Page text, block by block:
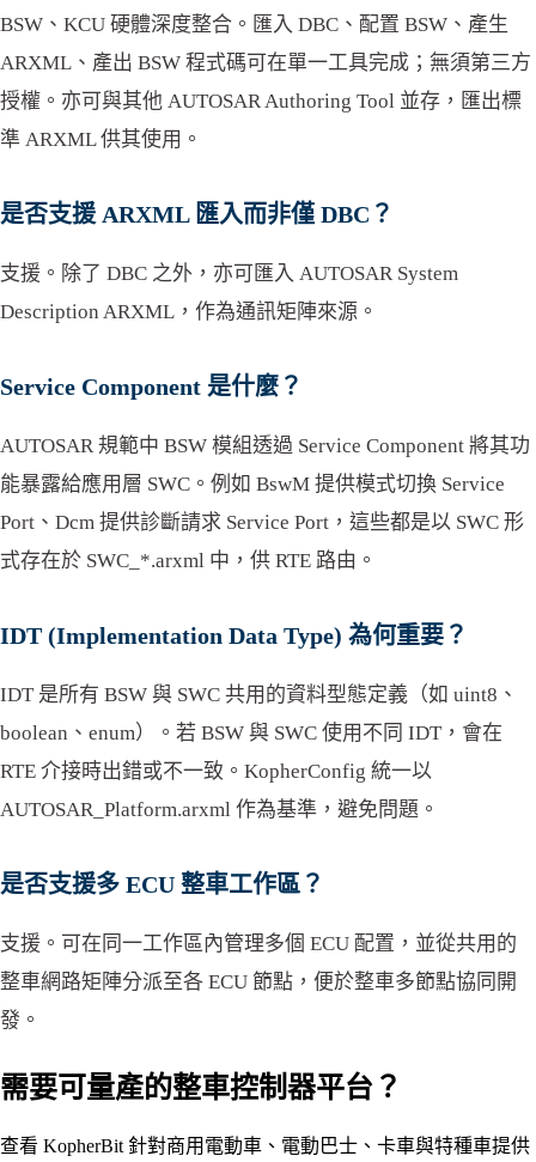
BSW、KCU 硬體深度整合。匯入 DBC、配置 BSW、產生
ARXML、產出 BSW 程式碼可在單一工具完成；無須第三方
授權。亦可與其他 AUTOSAR Authoring Tool 並存，匯出標
準 ARXML 供其使用。
是否支援 ARXML 匯入而非僅 DBC？
支援。除了 DBC 之外，亦可匯入 AUTOSAR System
Description ARXML，作為通訊矩陣來源。
Service Component 是什麼？
AUTOSAR 規範中 BSW 模組透過 Service Component 將其功
能暴露給應用層 SWC。例如 BswM 提供模式切換 Service
Port、Dcm 提供診斷請求 Service Port，這些都是以 SWC 形
式存在於 SWC_*.arxml 中，供 RTE 路由。
IDT (Implementation Data Type) 為何重要？
IDT 是所有 BSW 與 SWC 共用的資料型態定義（如 uint8、
boolean、enum）。若 BSW 與 SWC 使用不同 IDT，會在
RTE 介接時出錯或不一致。KopherConfig 統一以
AUTOSAR_Platform.arxml 作為基準，避免問題。
是否支援多 ECU 整車工作區？
支援。可在同一工作區內管理多個 ECU 配置，並從共用的
整車網路矩陣分派至各 ECU 節點，便於整車多節點協同開
發。
需要可量產的整車控制器平台？
查看 KopherBit 針對商用電動車、電動巴士、卡車與特種車提供